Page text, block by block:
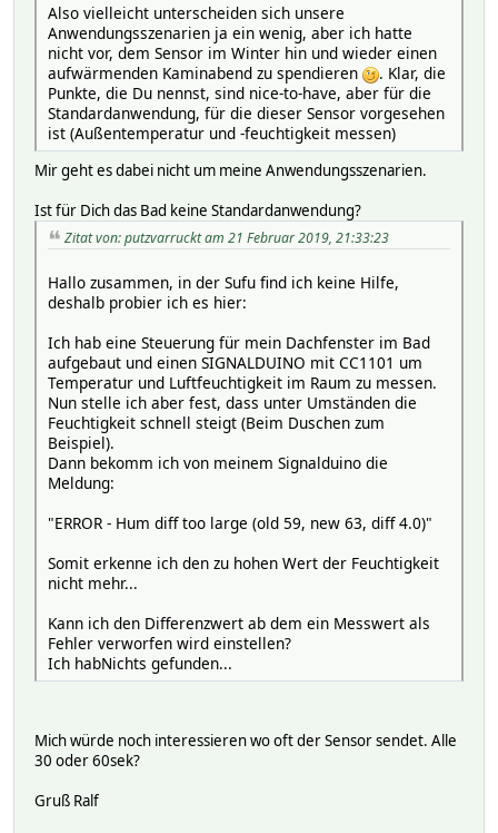
Also vielleicht unterscheiden sich unsere
Anwendungsszenarien ja ein wenig, aber ich hatte
nicht vor, dem Sensor im Winter hin und wieder einen
aufwärmenden Kaminabend zu spendieren
. Klar, die
Punkte, die Du nennst, sind nice-to-have, aber für die
Standardanwendung, für die dieser Sensor vorgesehen
ist (Außentemperatur und -feuchtigkeit messen)
Mir geht es dabei nicht um meine Anwendungsszenarien.
Ist für Dich das Bad keine Standardanwendung?
Zitat von: putzvarruckt am 21 Februar 2019, 21:33:23
Hallo zusammen, in der Sufu find ich keine Hilfe,
deshalb probier ich es hier:
Ich hab eine Steuerung für mein Dachfenster im Bad
aufgebaut und einen SIGNALDUINO mit CC1101 um
Temperatur und Luftfeuchtigkeit im Raum zu messen.
Nun stelle ich aber fest, dass unter Umständen die
Feuchtigkeit schnell steigt (Beim Duschen zum
Beispiel).
Dann bekomm ich von meinem Signalduino die
Meldung:
"ERROR - Hum diff too large (old 59, new 63, diff 4.0)"
Somit erkenne ich den zu hohen Wert der Feuchtigkeit
nicht mehr...
Kann ich den Differenzwert ab dem ein Messwert als
Fehler verworfen wird einstellen?
Ich habNichts gefunden...
Mich würde noch interessieren wo oft der Sensor sendet. Alle
30 oder 60sek?
Gruß Ralf